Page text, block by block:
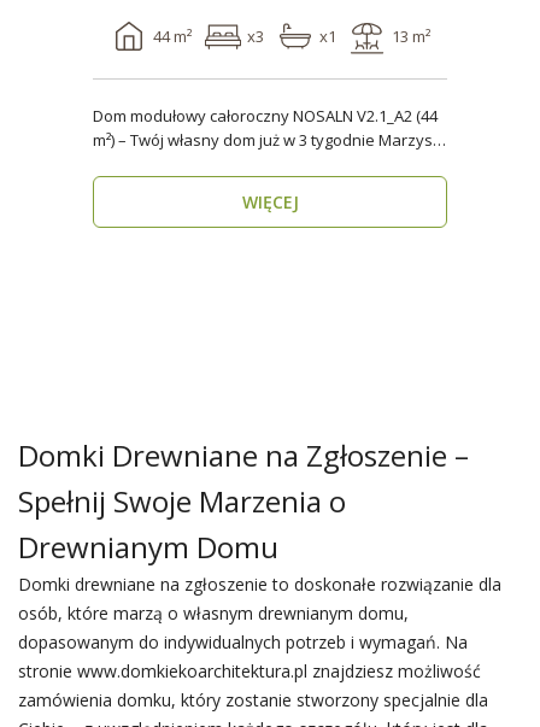
44 m² x3 x1 13 m²
Dom modułowy całoroczny NOSALN V2.1_A2 (44
m²) – Twój własny dom już w 3 tygodnie Marzysz
WIĘCEJ
Domki Drewniane na Zgłoszenie –
Spełnij Swoje Marzenia o
Drewnianym Domu
Domki drewniane na zgłoszenie to doskonałe rozwiązanie dla
osób, które marzą o własnym drewnianym domu,
dopasowanym do indywidualnych potrzeb i wymagań. Na
stronie www.domkiekoarchitektura.pl znajdziesz możliwość
zamówienia domku, który zostanie stworzony specjalnie dla